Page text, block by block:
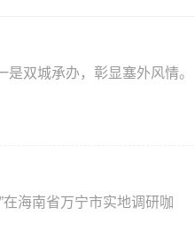
双城承办，彰显塞外风情。
海南省万宁市实地调研咖